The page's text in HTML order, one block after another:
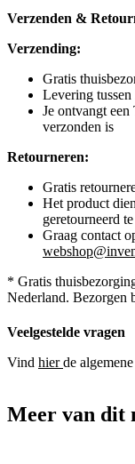
Verzenden &
Verzending:
Gratis
Levering
Je ontvangt
verzonden is
Retourneren:
Gratis
Het product
geretourneerd
Graag contact
* Gratis
Nederland. Bezorgen
Veelgestelde vragen
Vind hierde
Meer van dit